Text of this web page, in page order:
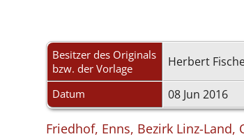
Besitzer des Originals
bzw. der Vorlage
Herbert
Datum 08 Jun 2016
Friedhof, Enns, Bezirk Linz-